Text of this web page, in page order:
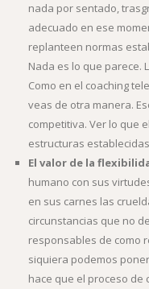
nada por sentado,
adecuado en ese
replanteen normas
Nada es lo que parece.
Como en el coaching
veas de otra manera.
competitiva. Ver lo que
estructuras
El valor de la
humano con sus
en sus carnes las
circunstancias que no
responsables de como
siquiera podemos
hace que el proceso de